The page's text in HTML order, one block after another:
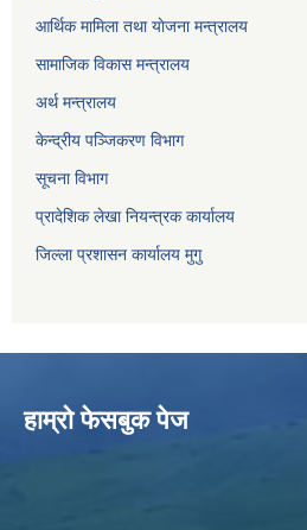
आर्थिक मामिला तथा याेजना मन्त्रालय
सामाजिक विकास मन्त्रालय
अर्थ मन्त्रालय
केन्द्रीय पञ्जिकरण विभाग
सूचना विभाग
प्रादेशिक लेखा नियन्त्रक कार्यालय
जिल्ला प्रशासन कार्यालय मुगु
हाम्राे फेसबुक पेज